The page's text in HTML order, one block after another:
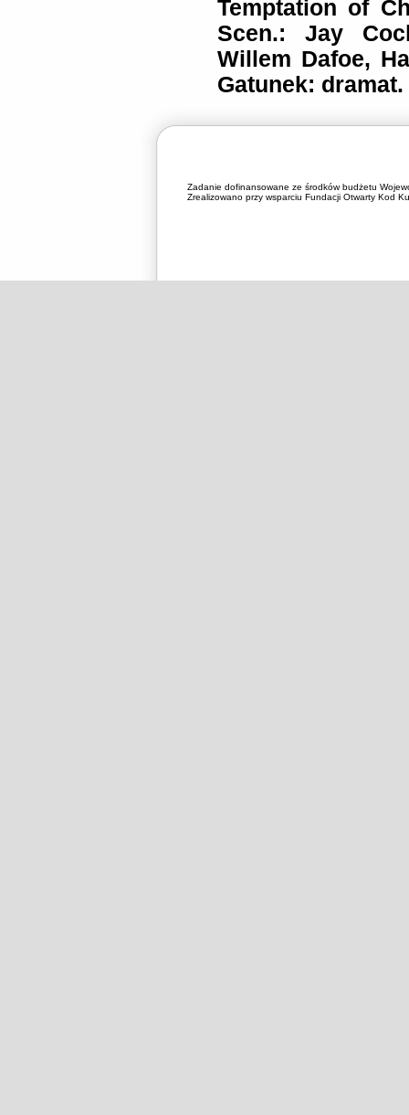
Temptation of
Scen.: Jay
Willem Dafoe,
Gatunek:
Zadanie dofinansowane ze środków budżetu
Zrealizowano przy wsparciu Fundacji Otwarty Kod